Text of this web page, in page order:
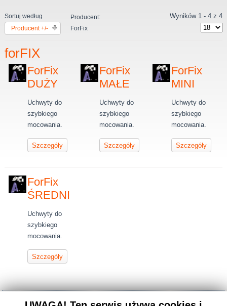
Sortuj według
Producent +/-
Producent:
ForFix
Wyników 1 - 4 z 4
forFIX
ForFix
DUŻY
Uchwyty do
szybkiego
mocowania.
Szczegóły
ForFix
MAŁE
Uchwyty do
szybkiego
mocowania.
Szczegóły
ForFix
MINI
Uchwyty do
szybkiego
mocowania.
Szczegóły
ForFix
ŚREDNI
Uchwyty do
szybkiego
mocowania.
Szczegóły